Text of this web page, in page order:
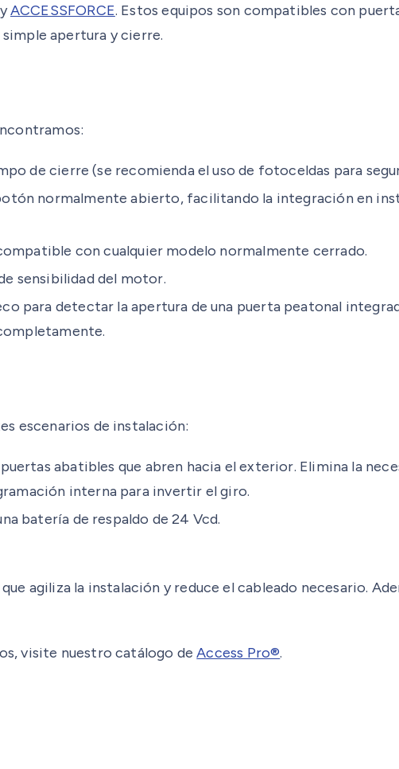
yACCESSFORCE. Estos equipos son compatibles con
apertura y cierre.
de cierre (se recomienda el uso de fotoceldas para
normalmente abierto, facilitando la integración en
con cualquier modelo normalmente cerrado.
sensibilidad del motor.
para detectar la apertura de una puerta peatonal
escenarios de instalación:
abatibles que abren hacia el exterior. Elimina la
interna para invertir el giro.
batería de respaldo de 24 Vcd.
agiliza la instalación y reduce el cableado necesario.
visite nuestro catálogo deAccess Pro®.